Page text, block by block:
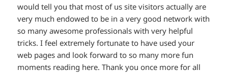
would tell you that most of us site visitors actually are
very much endowed to be in a very good network with
so many awesome professionals with very helpful
tricks. I feel extremely fortunate to have used your
web pages and look forward to so many more fun
moments reading here. Thank you once more for all